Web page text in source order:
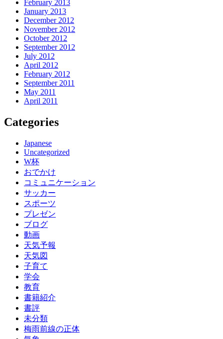
February 2013
January 2013
December 2012
November 2012
October 2012
September 2012
July 2012
April 2012
February 2012
September 2011
May 2011
April 2011
Categories
Japanese
Uncategorized
W杯
おでかけ
コミュニケーション
サッカー
スポーツ
プレゼン
ブログ
動画
天気予報
天気図
子育て
学会
教育
書籍紹介
書評
未分類
梅雨前線の正体